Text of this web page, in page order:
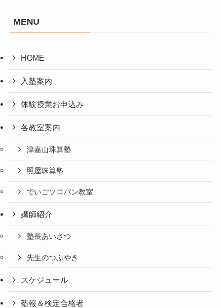
MENU
HOME
入塾案内
体験授業お申込み
各教室案内
津嘉山珠算塾
照屋珠算塾
でいごソロバン教室
講師紹介
塾長あいさつ
先生のつぶやき
スケジュール
塾報＆検定合格者